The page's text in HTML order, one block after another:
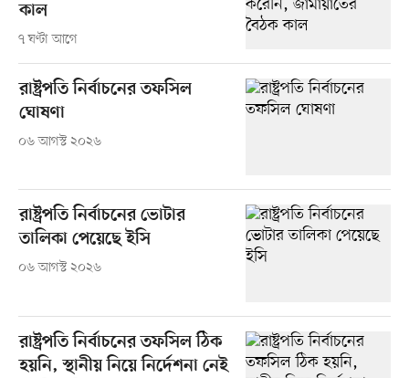
কাল
৭ ঘণ্টা আগে
রাষ্ট্রপতি নির্বাচনের তফসিল
ঘোষণা
০৬ আগস্ট ২০২৬
রাষ্ট্রপতি নির্বাচনের ভোটার
তালিকা পেয়েছে ইসি
০৬ আগস্ট ২০২৬
রাষ্ট্রপতি নির্বাচনের তফসিল ঠিক
হয়নি, স্থানীয় নিয়ে নির্দেশনা নেই